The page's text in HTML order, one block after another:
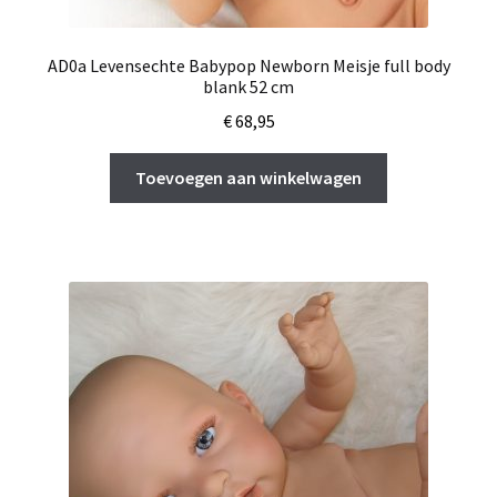
AD0a Levensechte Babypop Newborn Meisje full body
blank 52 cm
€68,95
Toevoegen aan winkelwagen